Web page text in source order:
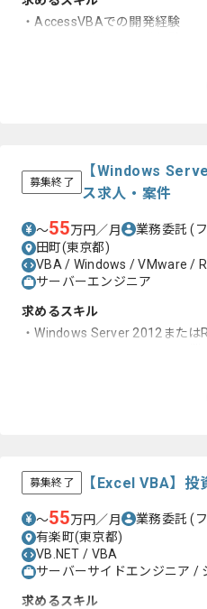
・AccessVBAでの開発経験
募集終了
【Windows
ス求人・案件
〜55万円／月 業務委託(
田町(東京都)
VBA / Windows / VMware /
サーバーエンジニア
求めるスキル
・Windows Server 2012または
募集終了 【Excel VBA】
〜55万円／月 業務委託(
有楽町(東京都)
VB.NET / VBA
サーバーサイドエンジニア /
求めるスキル